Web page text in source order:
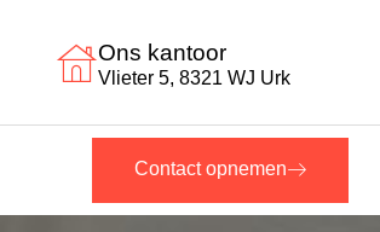
Ons kantoor
Vlieter 5, 8321 WJ Urk
Contact opnemen